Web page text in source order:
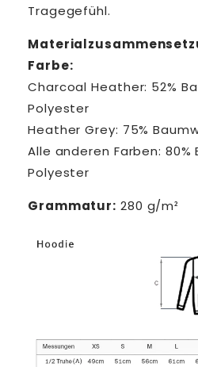
Tragegefühl.
Farbe:
Charcoal Heather: 52%
Polyester
Heather Grey: 75%
Alle anderen Farben: 80%
Polyester
Grammatur: 280 g/m²